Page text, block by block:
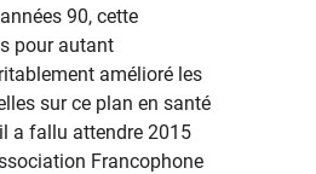
90, cette
pour autant
amélioré les
sur ce plan en santé
a fallu attendre 2015
Francophone